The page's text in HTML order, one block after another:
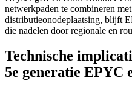
netwerkpaden te combineren
distributieonodeplaatsing, blijft
die nadelen door regionale en
Technische
5e generatie EPYC